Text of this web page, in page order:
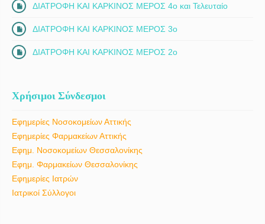
ΔΙΑΤΡΟΦΗ ΚΑΙ ΚΑΡΚΙΝΟΣ ΜΕΡΟΣ 4ο και Τελευταίο
ΔΙΑΤΡΟΦΗ ΚΑΙ ΚΑΡΚΙΝΟΣ ΜΕΡΟΣ 3ο
ΔΙΑΤΡΟΦΗ ΚΑΙ ΚΑΡΚΙΝΟΣ ΜΕΡΟΣ 2ο
Χρήσιμοι Σύνδεσμοι
Εφημερίες Νοσοκομείων Αττικής
Εφημερίες Φαρμακείων Αττικής
Εφημ. Νοσοκομείων Θεσσαλονίκης
Εφημ. Φαρμακείων Θεσσαλονίκης
Εφημερίες Ιατρών
Ιατρικοί Σύλλογοι